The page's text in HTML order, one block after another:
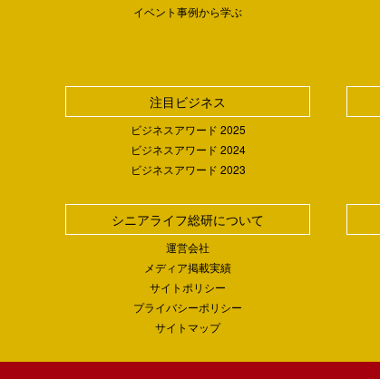
イベント事例から学ぶ
注目ビジネス
ビジネスアワード 2025
ビジネスアワード 2024
ビジネスアワード 2023
シニアライフ総研について
運営会社
メディア掲載実績
サイトポリシー
プライバシーポリシー
サイトマップ